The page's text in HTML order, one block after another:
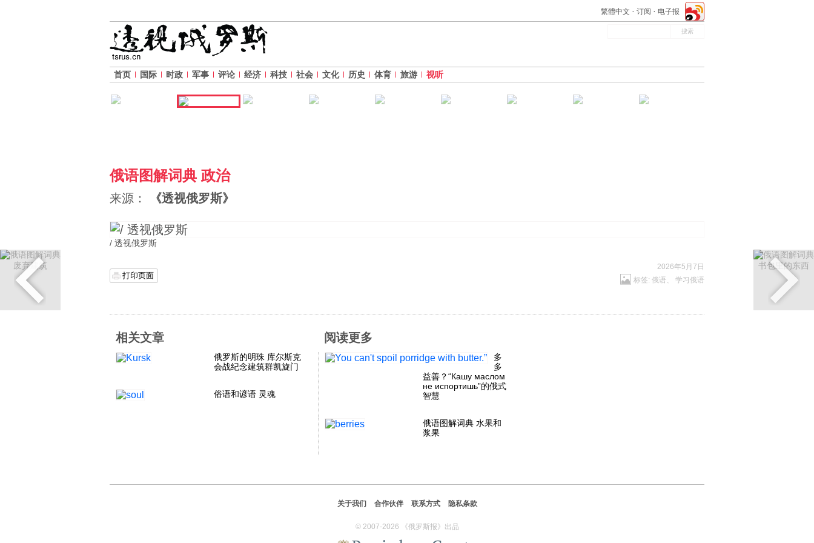
繁體中文 订阅 电子报
首页 国际 时政 军事 评论 经济 科技 社会 文化 历史 体育 旅游 视听
俄语图解词典 政治
来源： 《透视俄罗斯》
/ 透视俄罗斯
打印页面
2026年5月7日
标签: 俄语、 学习俄语
相关文章
俄罗斯的明珠 库尔斯克
会战纪念建筑群凯旋门
俗语和谚语 灵魂
阅读更多
多
多
益善？“Кашу маслом
не испортишь”的俄式
智慧
俄语图解词典 水果和
浆果
关于我们 合作伙伴 联系方式 隐私条款
© 2007-2026 《俄罗斯报》出品